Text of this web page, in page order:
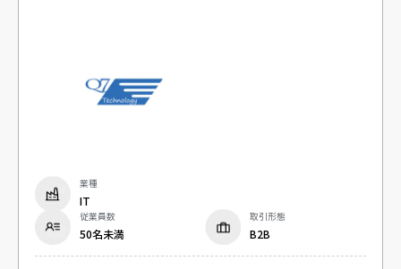
業種
IT
従業員数
50名未満
取引形態
B2B